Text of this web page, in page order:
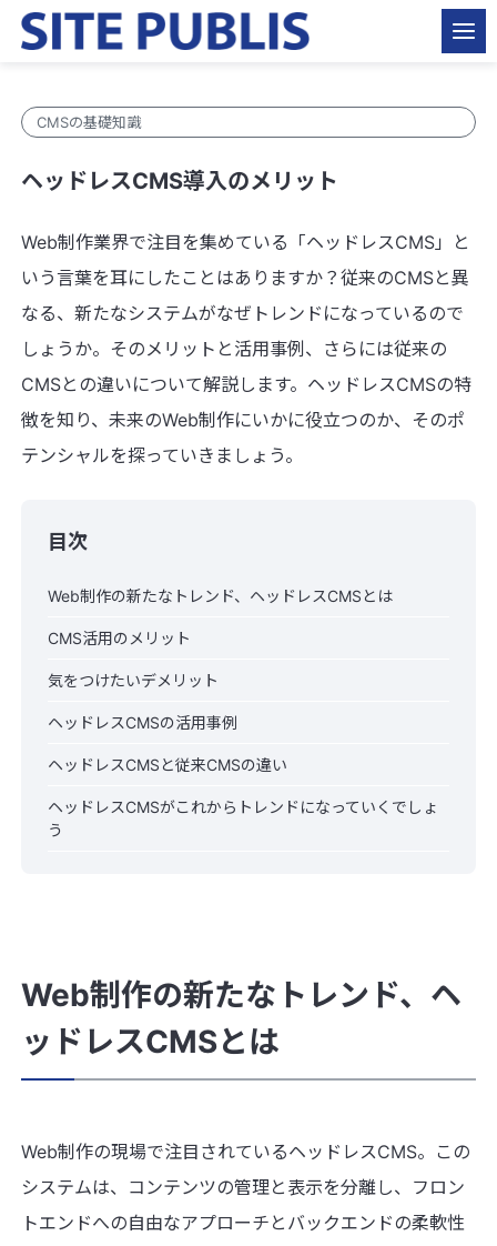
CMSの基礎知識
ヘッドレスCMS導入のメリット
Web制作業界で注目を集めている「ヘッドレスCMS」と
いう言葉を耳にしたことはありますか？従来のCMSと異
なる、新たなシステムがなぜトレンドになっているので
しょうか。そのメリットと活用事例、さらには従来の
CMSとの違いについて解説します。ヘッドレスCMSの特
徴を知り、未来のWeb制作にいかに役立つのか、そのポ
テンシャルを探っていきましょう。
目次
Web制作の新たなトレンド、ヘッドレスCMSとは
CMS活用のメリット
気をつけたいデメリット
ヘッドレスCMSの活用事例
ヘッドレスCMSと従来CMSの違い
ヘッドレスCMSがこれからトレンドになっていくでしょ
う
Web制作の新たなトレンド、ヘ
ッドレスCMSとは
Web制作の現場で注目されているヘッドレスCMS。この
システムは、コンテンツの管理と表示を分離し、フロン
トエンドへの自由なアプローチとバックエンドの柔軟性